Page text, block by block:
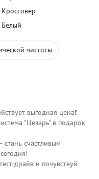
Кроссовер
Белый
чистоты
выгодная цена❗️
"Цезарь" в подарок
стань счастливым
драйв и почувствуй